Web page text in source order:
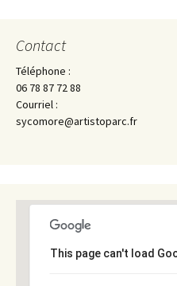
Contact
Téléphone :
06 78 87 72 88
Courriel :
sycomore@artistoparc.fr
This page can't load